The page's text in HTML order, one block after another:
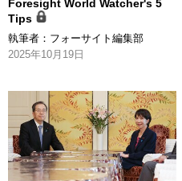
Foresight World Watcher's 5
Tips
執筆者： フォーサイト編集部
2025年10月19日